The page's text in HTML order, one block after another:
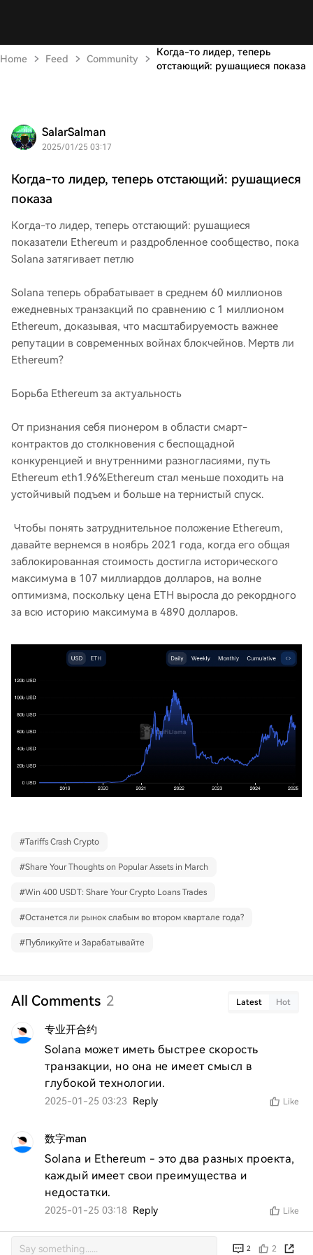
Home Feed Community
Когда-то лидер, теперь
отстающий: рушащиеся показа
SalarSalman
2025/01/25 03:17
Когда-то лидер, теперь отстающий: рушащиеся
показа
Когда-то лидер, теперь отстающий: рушащиеся
показатели Ethereum и раздробленное сообщество, пока
Solana затягивает петлю
Solana теперь обрабатывает в среднем 60 миллионов
ежедневных транзакций по сравнению с 1 миллионом
Ethereum, доказывая, что масштабируемость важнее
репутации в современных войнах блокчейнов. Мертв ли ​​
Ethereum?
Борьба Ethereum за актуальность
От признания себя пионером в области смарт-
контрактов до столкновения с беспощадной
конкуренцией и внутренними разногласиями, путь
Ethereum eth1.96%Ethereum стал меньше походить на
устойчивый подъем и больше на тернистый спуск.
Чтобы понять затруднительное положение Ethereum,
давайте вернемся в ноябрь 2021 года, когда его общая
заблокированная стоимость достигла исторического
максимума в 107 миллиардов долларов, на волне
оптимизма, поскольку цена ETH выросла до рекордного
за всю историю максимума в 4890 долларов.
#Tariffs Crash Crypto
#Share Your Thoughts on Popular Assets in March
#Win 400 USDT: Share Your Crypto Loans Trades
#Останется ли рынок слабым во втором квартале года?
#Публикуйте и Зарабатывайте
All Comments 2 Latest Hot
专业开合约
Solana может иметь быстрее скорость
транзакции, но она не имеет смысл в
глубокой технологии.
2025-01-25 03:23 Reply Like
数字man
Solana и Ethereum - это два разных проекта,
каждый имеет свои преимущества и
недостатки.
2025-01-25 03:18 Reply Like
2 2